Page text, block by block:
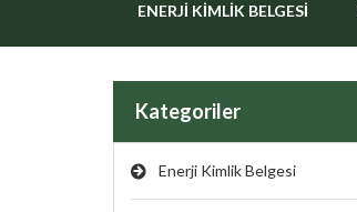
ENERJI KIMLIK BELGESI
Kategoriler
Enerji Kimlik Belgesi